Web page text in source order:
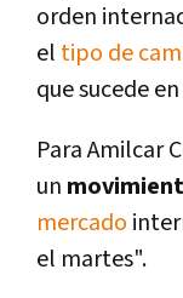
orden
el tipo de
que sucede
Para Amilcar
un
mercado
el martes".